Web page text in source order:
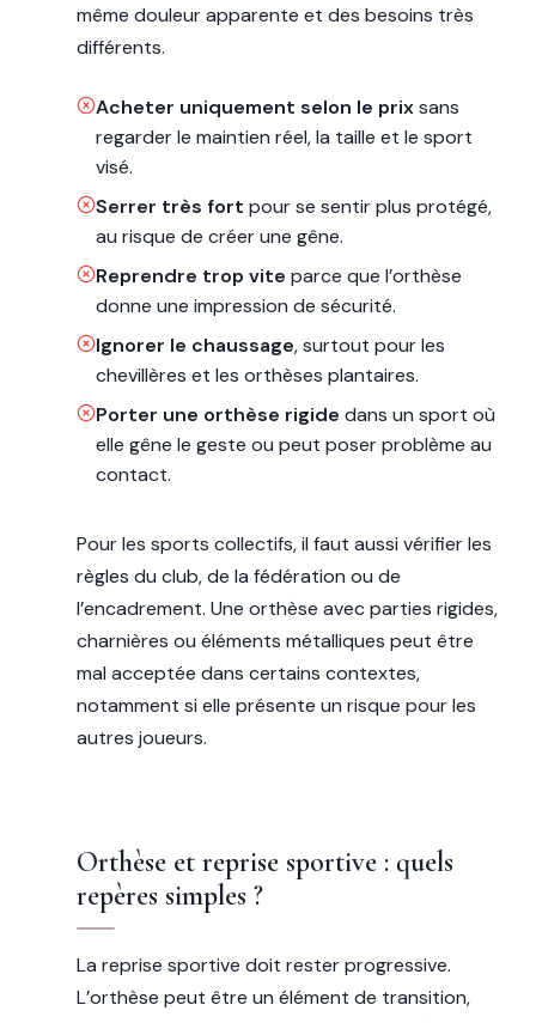
même douleur apparente et des besoins très
différents.
Acheter uniquement selon le prixsans
regarder le maintien réel, la taille et le sport
visé.
Serrer très fort pour se sentir plus protégé,
au risque de créer une gêne.
Reprendre trop vite parce que l’orthèse
donne une impression de sécurité.
Ignorer le chaussage, surtout pour les
chevillères et les orthèses plantaires.
Porter une orthèse rigide dans un sport où
elle gêne le geste ou peut poser problème au
contact.
Pour les sports collectifs, il faut aussi vérifier les
règles du club, de la fédération ou de
l’encadrement. Une orthèse avec parties rigides,
charnières ou éléments métalliques peut être
mal acceptée dans certains contextes,
notamment si elle présente un risque pour les
autres joueurs.
Orthèse et reprise sportive : quels
repères simples ?
La reprise sportive doit rester progressive.
L’orthèse peut être un élément de transition,